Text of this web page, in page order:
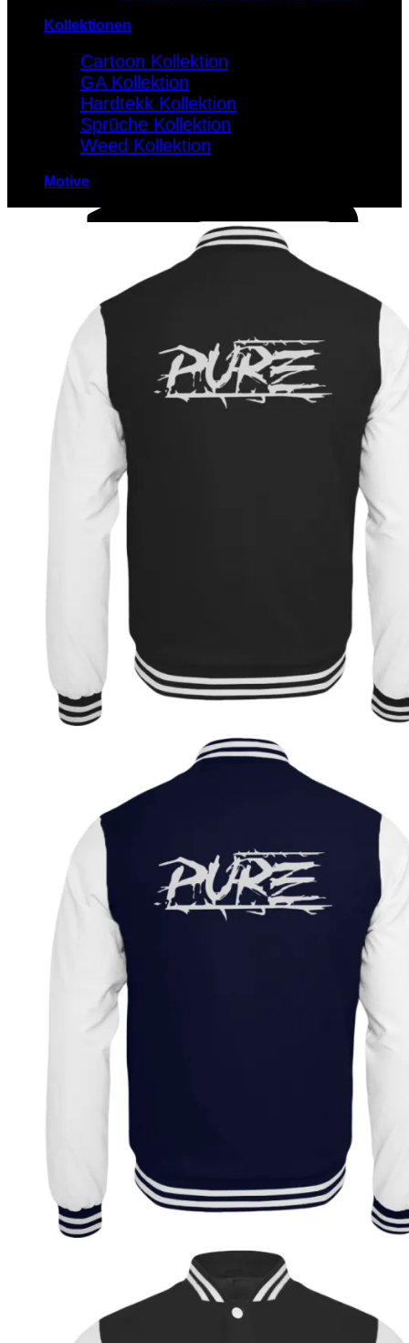
Kollektionen
Cartoon Kollektion
GA Kollektion
Hardtekk Kollektion
Sprüche Kollektion
Weed Kollektion
Motive